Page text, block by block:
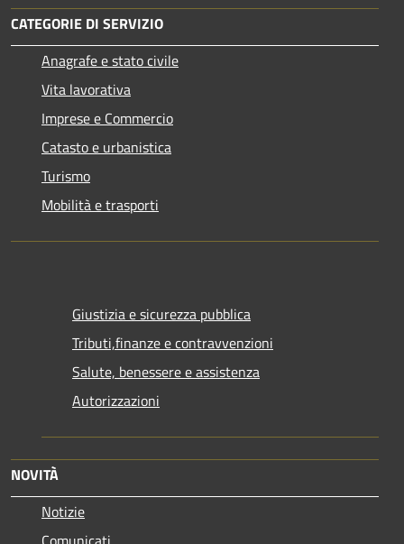
CATEGORIE DI SERVIZIO
Anagrafe e stato civile
Vita lavorativa
Imprese e Commercio
Catasto e urbanistica
Turismo
Mobilità e trasporti
Giustizia e sicurezza pubblica
Tributi,finanze e contravvenzioni
Salute, benessere e assistenza
Autorizzazioni
NOVITÀ
Notizie